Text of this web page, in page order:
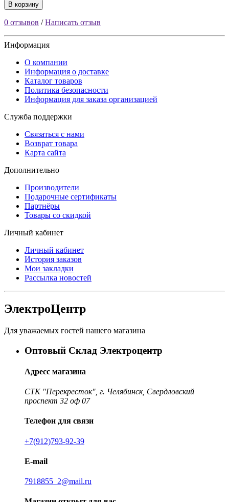
В корзину
0 отзывов /Написать отзыв
Информация
О компании
Информация о доставке
Каталог товаров
Политика безопасности
Информация для заказа организацией
Служба поддержки
Связаться с нами
Возврат товара
Карта сайта
Дополнительно
Производители
Подарочные сертификаты
Партнёры
Товары со скидкой
Личный кабинет
Личный кабинет
История заказов
Мои закладки
Рассылка новостей
ЭлектроЦентр
Для уважаемых гостей нашего магазина
Оптовый Склад Электроцентр
Адресс магазина
СТК "Перекресток", г. Челябинск, Свердловский
проспект 32 оф 07
Телефон для связи
+7(912)793-92-39
E-mail
7918855_2@mail.ru